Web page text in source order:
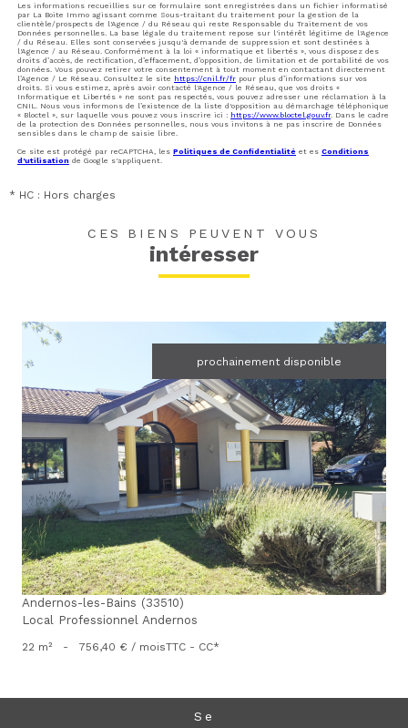
Les informations recueillies sur ce formulaire sont enregistrées dans un fichier informatisé
par La Boite Immo agissant comme Sous-traitant du traitement pour la gestion de la
clientèle/prospects de l'Agence / du Réseau qui reste Responsable du Traitement de vos
Données personnelles. La base légale du traitement repose sur l'intérêt légitime de l'Agence
/ du Réseau. Elles sont conservées jusqu'à demande de suppression et sont destinées à
l'Agence / au Réseau. Conformément à la loi « informatique et libertés », vous disposez des
droits d’accès, de rectification, d’effacement, d’opposition, de limitation et de portabilité de vos
données. Vous pouvez retirer votre consentement à tout moment en contactant directement
l’Agence / Le Réseau. Consultez le site https://cnil.fr/fr pour plus d’informations sur vos
droits. Si vous estimez, après avoir contacté l'Agence / le Réseau, que vos droits «
Informatique et Libertés » ne sont pas respectés, vous pouvez adresser une réclamation à la
CNIL. Nous vous informons de l’existence de la liste d'opposition au démarchage téléphonique
« Bloctel », sur laquelle vous pouvez vous inscrire ici : https://www.bloctel.gouv.fr. Dans le cadre
de la protection des Données personnelles, nous vous invitons à ne pas inscrire de Données
sensibles dans le champ de saisie libre.
Ce site est protégé par reCAPTCHA, les Politiques de Confidentialité et es Conditions
d'utilisation de Google s'appliquent.
* HC : Hors charges
CES BIENS PEUVENT VOUS
intéresser
prochainement disponible
voir le bien
Andernos-les-Bains (33510)
Local Professionnel Andernos
22 m² - 756,40 € / moisTTC - CC*
se